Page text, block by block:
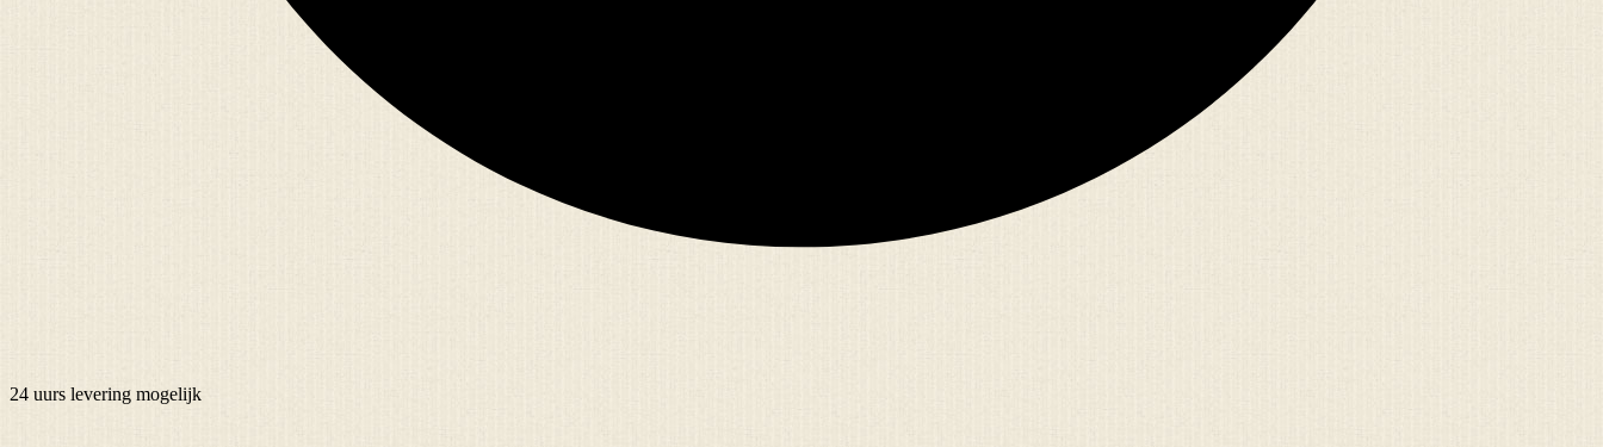
24 uurs levering mogelijk